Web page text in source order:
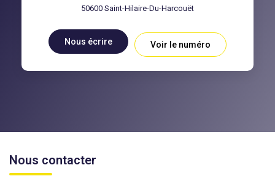
50600 Saint-Hilaire-Du-Harcouët
Nous écrire Voir le numéro
Nous contacter